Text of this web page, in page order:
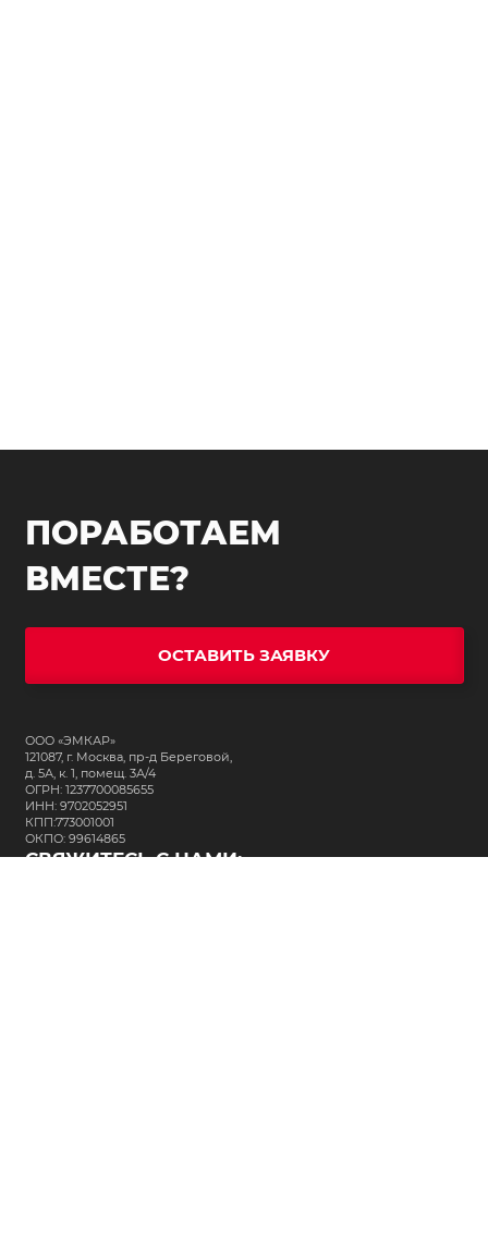
ПОРАБОТАЕМ
ВМЕСТЕ?
ОСТАВИТЬ ЗАЯВКУ
ООО «ЭМКАР»
121087, г. Москва, пр-д Береговой,
д. 5А, к. 1, помещ. 3А/4
ОГРН: 1237700085655
ИНН: 9702052951
КПП:773001001
ОКПО: 99614865
СВЯЖИТЕСЬ С НАМИ: